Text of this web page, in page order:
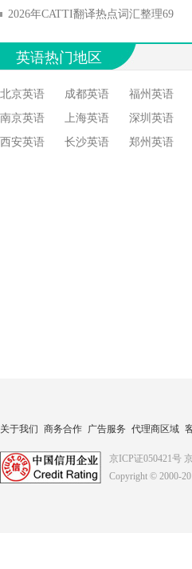
2026年CATTI翻译热点词汇整理69
英语热门地区
北京英语 成都英语 福州英语
南京英语
上海英语 深圳英语
西安英语
长沙英语 郑州英语
关于我们 商务合作 广告服务 代理商区域
京ICP证050421号
Copyright © 2000-